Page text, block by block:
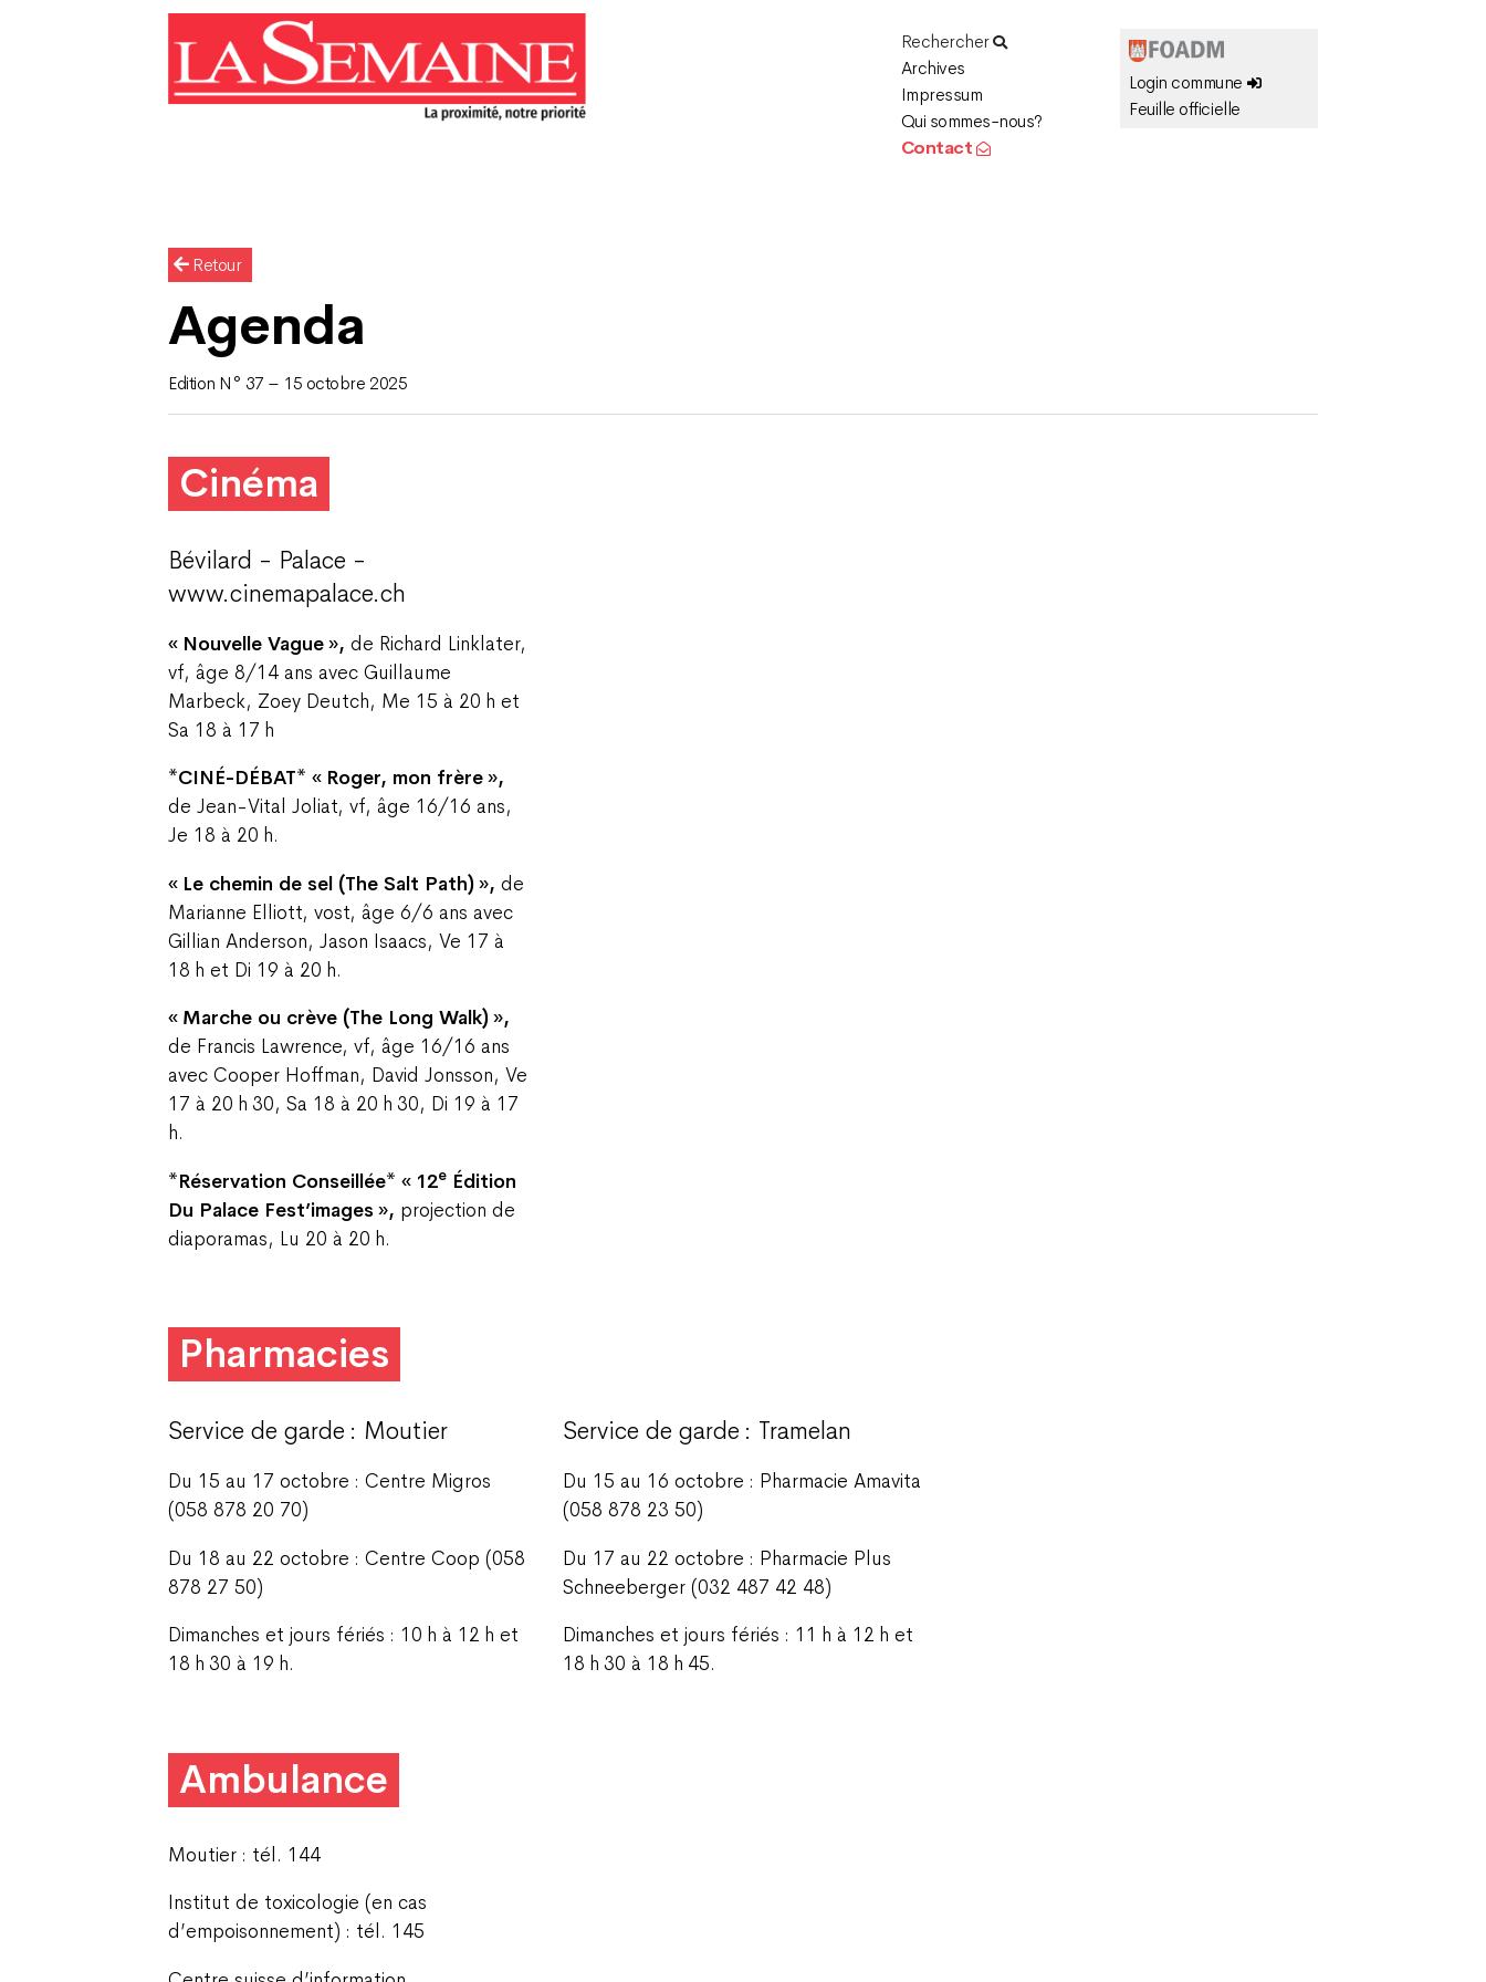
Rechercher
Archives
Impressum
Qui sommes-nous?
Contact
Login commune
Feuille officielle
Retour
Agenda
Edition N° 37 – 15 octobre 2025
Cinéma
Bévilard - Palace -
www.cinemapalace.ch
« Nouvelle Vague », de Richard Linklater,
vf, âge 8/14 ans avec Guillaume
Marbeck, Zoey Deutch, Me 15 à 20 h et
Sa 18 à 17 h
*CINÉ-DÉBAT* « Roger, mon frère »,
de Jean-Vital Joliat, vf, âge 16/16 ans,
Je 18 à 20 h.
« Le chemin de sel (The Salt Path) », de
Marianne Elliott, vost, âge 6/6 ans avec
Gillian Anderson, Jason Isaacs, Ve 17 à
18 h et Di 19 à 20 h.
« Marche ou crève (The Long Walk) »,
de Francis Lawrence, vf, âge 16/16 ans
avec Cooper Hoffman, David Jonsson, Ve
17 à 20 h 30, Sa 18 à 20 h 30, Di 19 à 17
h.
*Réservation Conseillée* « 12e Édition
Du Palace Fest’images », projection de
diaporamas, Lu 20 à 20 h.
Pharmacies
Service de garde : Moutier
Du 15 au 17 octobre : Centre Migros
(058 878 20 70)
Du 18 au 22 octobre : Centre Coop (058
878 27 50)
Dimanches et jours fériés : 10 h à 12 h et
18 h 30 à 19 h.
Service de garde : Tramelan
Du 15 au 16 octobre : Pharmacie Amavita
(058 878 23 50)
Du 17 au 22 octobre : Pharmacie Plus
Schneeberger (032 487 42 48)
Dimanches et jours fériés : 11 h à 12 h et
18 h 30 à 18 h 45.
Ambulance
Moutier : tél. 144
Institut de toxicologie (en cas
d’empoisonnement) : tél. 145